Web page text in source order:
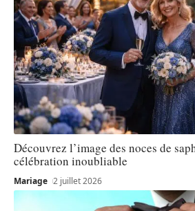
Découvrez l’image des noces de
célébration inoubliable
Mariage 2 juillet 2026